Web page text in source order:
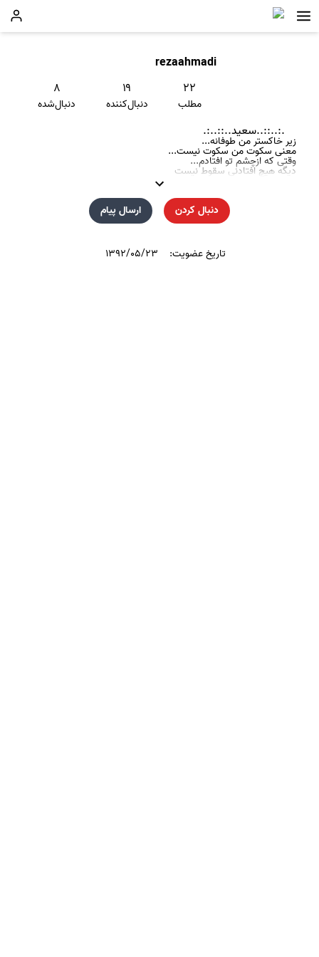
rezaahmadi
۲۲
مطلب
۱۹
دنبال‌کننده
۸
دنبال‌شده
.:..::..سعید..::..:.
زیر خاکستر من طوفانه...
معنی سکوت من سکوت نیست...
وقتی که ازچشم تو افتادم...
دیگه هیچ افتادنی سقوط نیست
دنبال کردن ارسال پیام
تاریخ عضویت: ۱۳۹۲/۰۵/۲۳